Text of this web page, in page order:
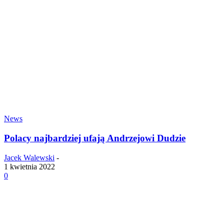
News
Polacy najbardziej ufają Andrzejowi Dudzie
Jacek Walewski -
1 kwietnia 2022
0